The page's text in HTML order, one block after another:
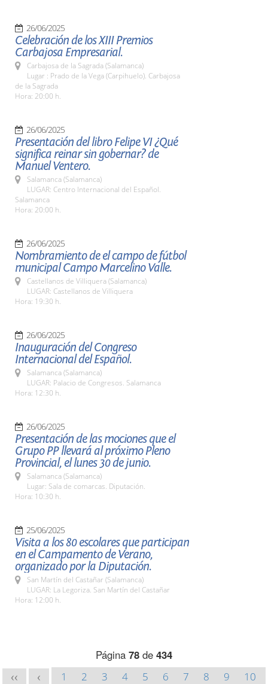
26/06/2025
Celebración de los XIII Premios
Carbajosa Empresarial.
Carbajosa de la Sagrada (Salamanca)
Lugar : Prado de la Vega (Carpihuelo). Carbajosa
de la Sagrada
Hora: 20:00 h.
26/06/2025
Presentación del libro Felipe VI ¿Qué
significa reinar sin gobernar? de
Manuel Ventero.
Salamanca (Salamanca)
LUGAR: Centro Internacional del Español.
Salamanca
Hora: 20:00 h.
26/06/2025
Nombramiento de el campo de fútbol
municipal Campo Marcelino Valle.
Castellanos de Villiquera (Salamanca)
LUGAR: Castellanos de Villiquera
Hora: 19:30 h.
26/06/2025
Inauguración del Congreso
Internacional del Español.
Salamanca (Salamanca)
LUGAR: Palacio de Congresos. Salamanca
Hora: 12:30 h.
26/06/2025
Presentación de las mociones que el
Grupo PP llevará al próximo Pleno
Provincial, el lunes 30 de junio.
Salamanca (Salamanca)
Lugar: Sala de comarcas. Diputación.
Hora: 10:30 h.
25/06/2025
Visita a los 80 escolares que participan
en el Campamento de Verano,
organizado por la Diputación.
San Martín del Castañar (Salamanca)
LUGAR: La Legoriza. San Martín del Castañar
Hora: 12:00 h.
Página 78 de 434
<< < 1 2 3 4 5 6 7 8 9
10